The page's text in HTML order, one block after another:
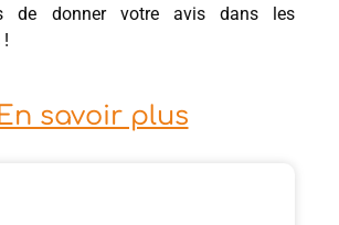
de donner votre avis dans les
savoir plus